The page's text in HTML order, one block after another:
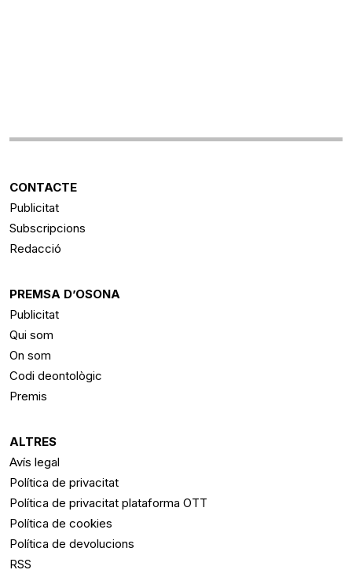
CONTACTE
Publicitat
Subscripcions
Redacció
PREMSA D’OSONA
Publicitat
Qui som
On som
Codi deontològic
Premis
ALTRES
Avís legal
Política de privacitat
Política de privacitat plataforma OTT
Política de cookies
Política de devolucions
RSS